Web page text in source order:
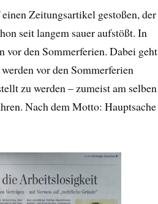
Zeitungsartikel gestoßen, der
seit langem sauer aufstößt. In
den Sommerferien. Dabei geht
vor den Sommerferien
zu werden – zumeist am selben
Nach dem Motto: Hauptsache